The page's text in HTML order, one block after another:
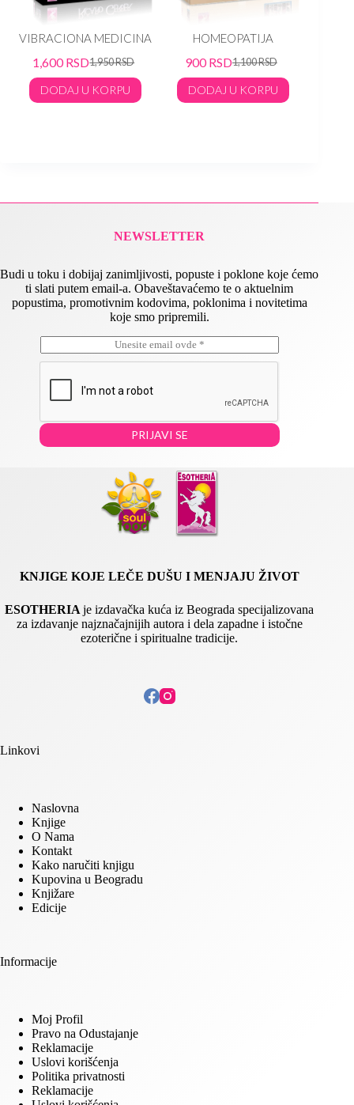
VIBRACIONA MEDICINA
1,950RSD
1,600RSD
DODAJ U KORPU
HOMEOPATIJA
1,100RSD
900RSD
DODAJ U KORPU
NEWSLETTER
Budi u toku i dobijaj zanimljivosti, popuste i poklone koje ćemo
ti slati putem email-a. Obaveštavaćemo te o aktuelnim
popustima, promotivnim kodovima, poklonima i novitetima
koje smo pripremili.
E
E
a
m
PRIJAVI SE
KNJIGE KOJE LEČE DUŠU I MENJAJU ŽIVOT
ESOTHERIAje izdavačka kuća iz Beograda specijalizovana
za izdavanje najznačajnijih autora i dela zapadne i istočne
ezoterične i spiritualne tradicije.
Linkovi
Naslovna
Knjige
O Nama
Kontakt
Kako naručiti knjigu
Kupovina u Beogradu
Knjižare
Edicije
Informacije
Moj Profil
Pravo na Odustajanje
Reklamacije
Uslovi korišćenja
Politika privatnosti
Reklamacije